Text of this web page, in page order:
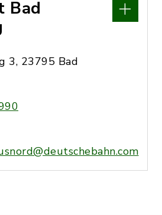
Bad
3, 23795 Bad